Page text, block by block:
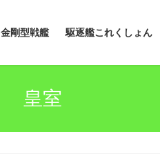
金剛型戦艦 駆逐艦これくしょん
皇室